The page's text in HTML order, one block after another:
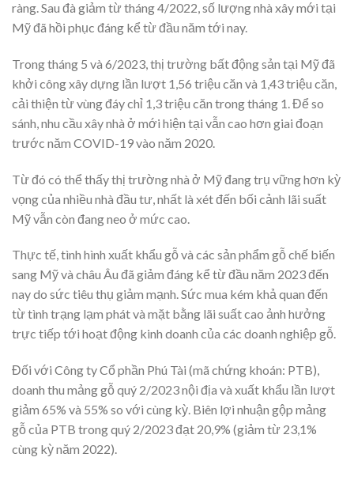
ràng. Sau đà giảm từ tháng 4/2022, số lượng nhà xây mới tại
Mỹ đã hồi phục đáng kể từ đầu năm tới nay.
Trong tháng 5 và 6/2023, thị trường bất động sản tại Mỹ đã
khởi công xây dựng lần lượt 1,56 triệu căn và 1,43 triệu căn,
cải thiện từ vùng đáy chỉ 1,3 triệu căn trong tháng 1. Để so
sánh, nhu cầu xây nhà ở mới hiện tại vẫn cao hơn giai đoạn
trước năm COVID-19 vào năm 2020.
Từ đó có thể thấy thị trường nhà ở Mỹ đang trụ vững hơn kỳ
vọng của nhiều nhà đầu tư, nhất là xét đến bối cảnh lãi suất
Mỹ vẫn còn đang neo ở mức cao.
Thực tế, tình hình xuất khẩu gỗ và các sản phẩm gỗ chế biến
sang Mỹ và châu Âu đã giảm đáng kể từ đầu năm 2023 đến
nay do sức tiêu thụ giảm mạnh. Sức mua kém khả quan đến
từ tình trạng lạm phát và mặt bằng lãi suất cao ảnh hưởng
trực tiếp tới hoạt động kinh doanh của các doanh nghiệp gỗ.
Đối với Công ty Cổ phần Phú Tài (mã chứng khoán: PTB),
doanh thu mảng gỗ quý 2/2023 nội địa và xuất khẩu lần lượt
giảm 65% và 55% so với cùng kỳ. Biên lợi nhuận gộp mảng
gỗ của PTB trong quý 2/2023 đạt 20,9% (giảm từ 23,1%
cùng kỳ năm 2022).